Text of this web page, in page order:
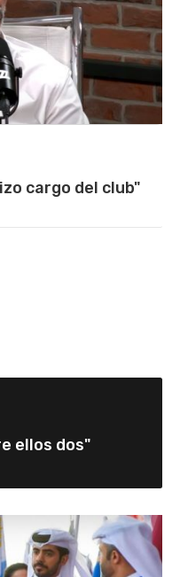
cargo del club"
ellos dos"